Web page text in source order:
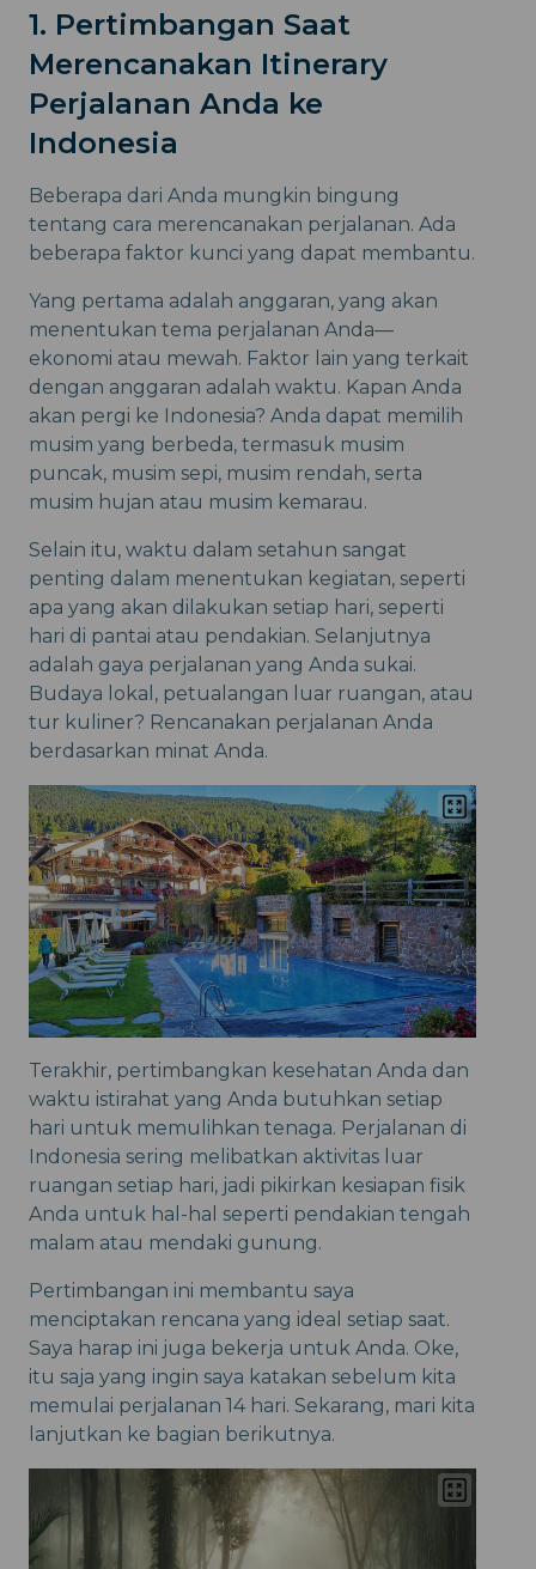
1. Pertimbangan Saat
Merencanakan Itinerary
Perjalanan Anda ke
Indonesia
Beberapa dari Anda mungkin bingung
tentang cara merencanakan perjalanan. Ada
beberapa faktor kunci yang dapat membantu.
Yang pertama adalah anggaran, yang akan
menentukan tema perjalanan Anda—
ekonomi atau mewah. Faktor lain yang terkait
dengan anggaran adalah waktu. Kapan Anda
akan pergi ke Indonesia? Anda dapat memilih
musim yang berbeda, termasuk musim
puncak, musim sepi, musim rendah, serta
musim hujan atau musim kemarau.
Selain itu, waktu dalam setahun sangat
penting dalam menentukan kegiatan, seperti
apa yang akan dilakukan setiap hari, seperti
hari di pantai atau pendakian. Selanjutnya
adalah gaya perjalanan yang Anda sukai.
Budaya lokal, petualangan luar ruangan, atau
tur kuliner? Rencanakan perjalanan Anda
berdasarkan minat Anda.
Terakhir, pertimbangkan kesehatan Anda dan
waktu istirahat yang Anda butuhkan setiap
hari untuk memulihkan tenaga. Perjalanan di
Indonesia sering melibatkan aktivitas luar
ruangan setiap hari, jadi pikirkan kesiapan fisik
Anda untuk hal-hal seperti pendakian tengah
malam atau mendaki gunung.
Pertimbangan ini membantu saya
menciptakan rencana yang ideal setiap saat.
Saya harap ini juga bekerja untuk Anda. Oke,
itu saja yang ingin saya katakan sebelum kita
memulai perjalanan 14 hari. Sekarang, mari kita
lanjutkan ke bagian berikutnya.